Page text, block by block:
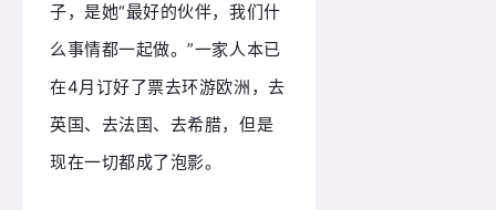
子，是她“最好的伙伴，我们什
么事情都一起做。”一家人本已
在4月订好了票去环游欧洲，去
英国、去法国、去希腊，但是
现在一切都成了泡影。